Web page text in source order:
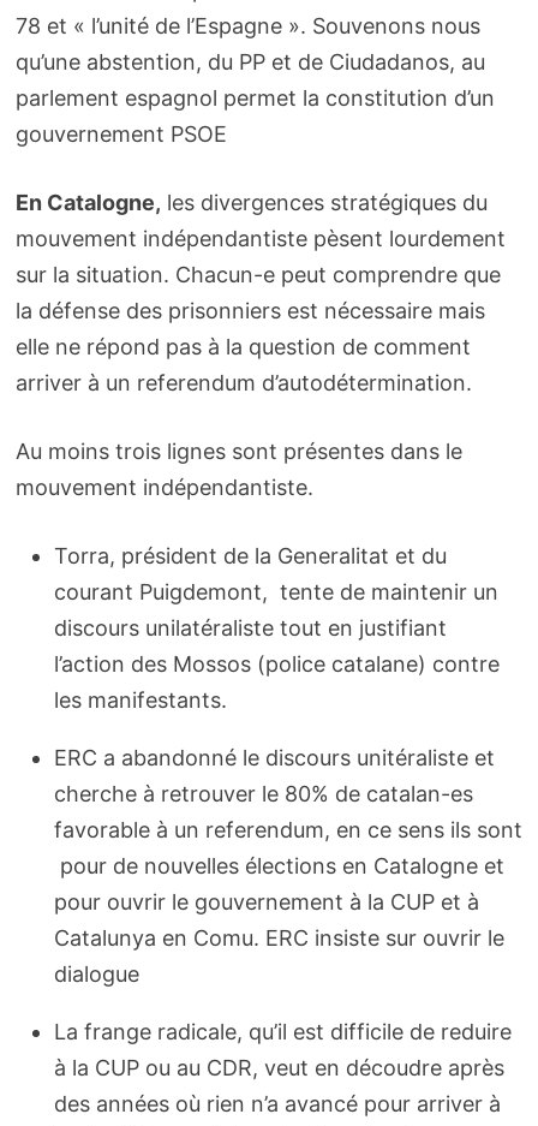
78 et « l’unité de l’Espagne ». Souvenons nous
qu’une abstention, du PP et de Ciudadanos, au
parlement espagnol permet la constitution d’un
gouvernement PSOE
En Catalogne, les divergences stratégiques du
mouvement indépendantiste pèsent lourdement
sur la situation. Chacun-e peut comprendre que
la défense des prisonniers est nécessaire mais
elle ne répond pas à la question de comment
arriver à un referendum d’autodétermination.
Au moins trois lignes sont présentes dans le
mouvement indépendantiste.
Torra, président de la Generalitat et du
courant Puigdemont, tente de maintenir un
discours unilatéraliste tout en justifiant
l’action des Mossos (police catalane) contre
les manifestants.
ERC a abandonné le discours unitéraliste et
cherche à retrouver le 80% de catalan-es
favorable à un referendum, en ce sens ils sont
pour de nouvelles élections en Catalogne et
pour ouvrir le gouvernement à la CUP et à
Catalunya en Comu. ERC insiste sur ouvrir le
dialogue
La frange radicale, qu’il est difficile de reduire
à la CUP ou au CDR, veut en découdre après
des années où rien n’a avancé pour arriver à